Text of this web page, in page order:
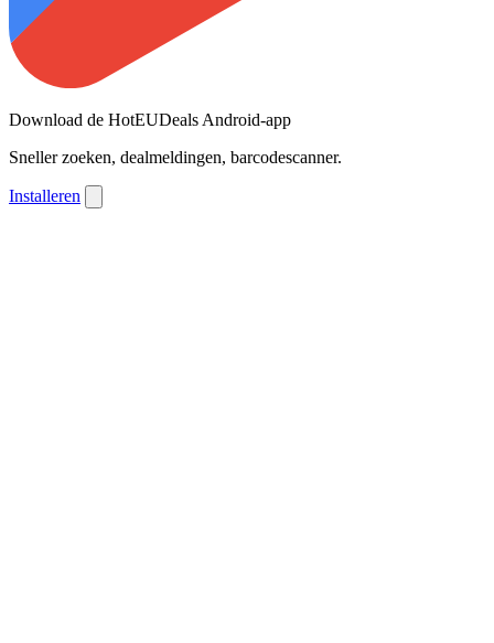
Download de HotEUDeals Android-app
Sneller zoeken, dealmeldingen, barcodescanner.
Installeren